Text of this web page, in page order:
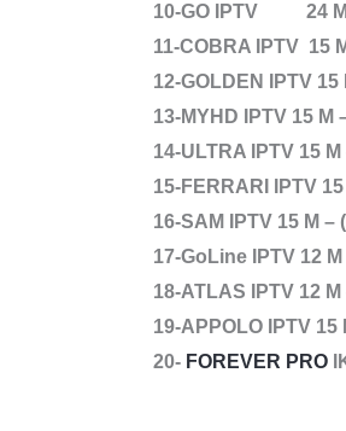
10-GO IPTV 24 M
11-COBRA IPTV 15
12-GOLDEN IPTV 15
13-MYHD IPTV 15 M
14-ULTRA IPTV 15 M
15-FERRARI IPTV
16-SAM IPTV 15 M –
17-GoLine IPTV 12
18-ATLAS IPTV 12 M
19-APPOLO IPTV 15
20- FOREVER PRO